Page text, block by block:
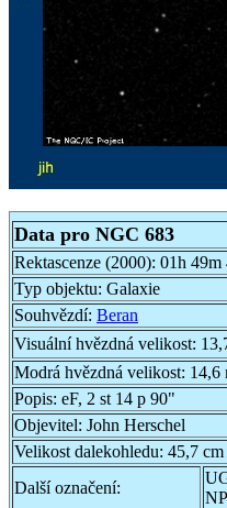
Data pro NGC 683
Rektascenze (2000): 01h 49m
Typ objektu: Galaxie
Souhvězdí: Beran
Visuální hvězdná velikost:
Modrá hvězdná velikost: 14,6
Popis: eF, 2 st 14 p 90"
Objevitel: John Herschel
Velikost dalekohledu: 45,7 cm
Další označení: